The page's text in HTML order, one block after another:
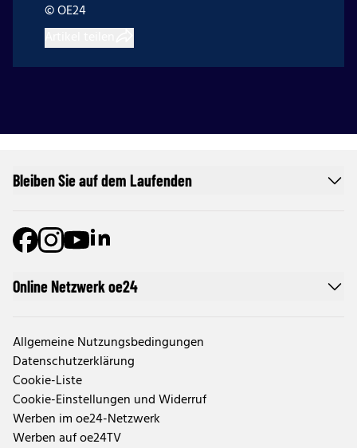
© OE24
Online Netzwerk oe24
Allgemeine Nutzungsbedingungen
Datenschutzerklärung
Cookie-Liste
Cookie-Einstellungen und Widerruf
Werben im oe24-Netzwerk
Werben auf oe24TV
Bleiben Sie auf dem Laufenden